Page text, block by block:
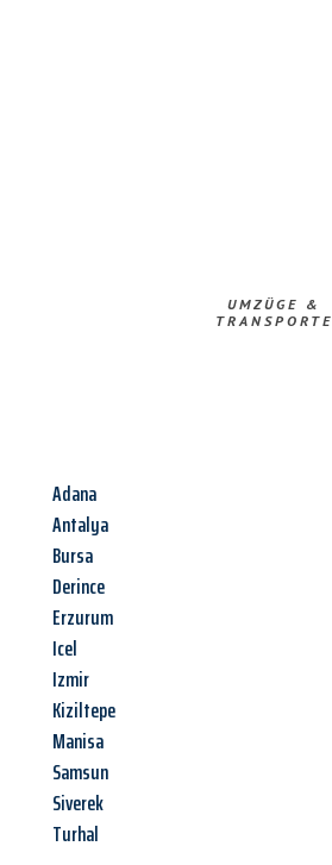
UMZÜGE &
TRANSPORTE
Adana
Antalya
Bursa
Derince
Erzurum
Icel
Izmir
Kiziltepe
Manisa
Samsun
Siverek
Turhal